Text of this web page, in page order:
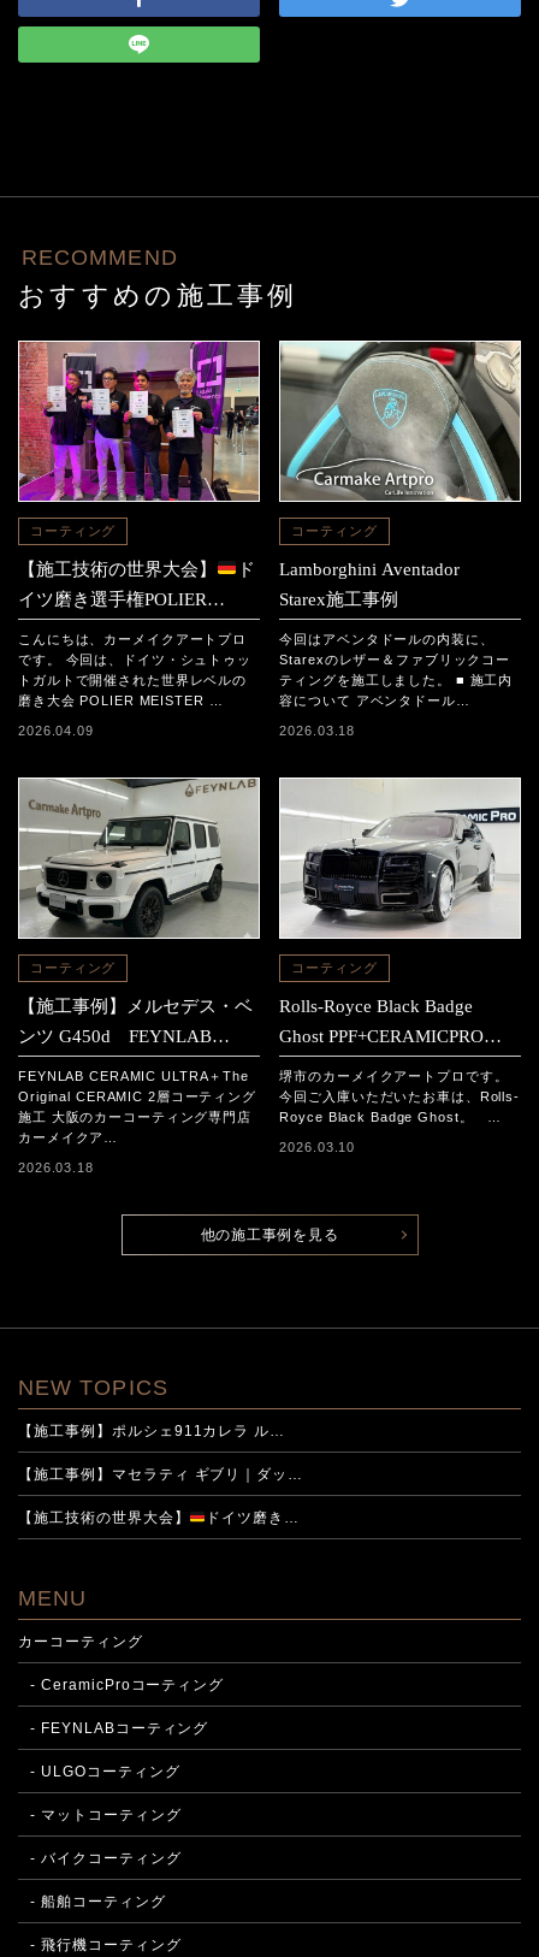
RECOMMEND
おすすめの施工事例
コーティング
【施工技術の世界大会】
ド
イツ磨き選手権POLIER
MEISTER SCHAFT2025に参
加｜日本チームの結果と現地
レポート
こんにちは、カーメイクアートプロ
です。 今回は、ドイツ・シュトゥッ
トガルトで開催された世界レベルの
磨き大会 POLIER MEISTER …
2026.04.09
コーティング
Lamborghini Aventador
Starex施工事例
今回はアベンタドールの内装に、
Starexのレザー＆ファブリックコー
ティングを施工しました。 ■ 施工内
容について アベンタドール…
2026.03.18
コーティング
【施工事例】メルセデス・ベ
ンツ G450d FEYNLAB
Original CERAMIC 2層コーテ
ィング施工
FEYNLAB CERAMIC ULTRA＋The
Original CERAMIC 2層コーティング
施工 大阪のカーコーティング専門店
カーメイクア…
2026.03.18
コーティング
Rolls-Royce Black Badge
Ghost PPF+CERAMICPRO
ION施工事例
堺市のカーメイクアートプロです。
今回ご入庫いただいたお車は、Rolls-
Royce Black Badge Ghost。 …
2026.03.10
他の施工事例を見る
NEW TOPICS
【施工事例】ポルシェ911カレラ ル…
【施工事例】マセラティ ギブリ｜ダッ…
【施工技術の世界大会】 ドイツ磨き…
MENU
カーコーティング
- CeramicProコーティング
- FEYNLABコーティング
- ULGOコーティング
- マットコーティング
- バイクコーティング
- 船舶コーティング
- 飛行機コーティング